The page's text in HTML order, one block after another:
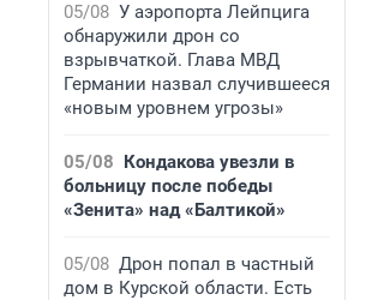
05/08 У аэропорта Лейпцига
обнаружили дрон со
взрывчаткой. Глава МВД
Германии назвал случившееся
«новым уровнем угрозы»
05/08 Кондакова увезли в
больницу после победы
«Зенита» над «Балтикой»
05/08 Дрон попал в частный
дом в Курской области. Есть